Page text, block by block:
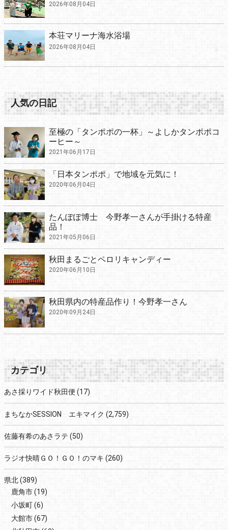
2026年08月04日
本荘マリーナ海水浴場
2026年08月04日
人気の日記
至極の「タンポポの一杯」～よしかタンポポコ
ーヒー～
2021年06月17日
「日本タンポポ」で地域を元気に！
2020年06月04日
たんぽぽ博士 今野孝一さんが手掛ける特産
品！
2021年05月06日
秋田まるごとペロリキャンディー
2020年06月10日
秋田県内の特産品作り！今野孝一さん
2020年09月24日
カテゴリ
あさ採りワイド秋田便 (17)
まちなかSESSION エキマイク (2,759)
佐藤有希のあさラテ (50)
ラジオ快晴ＧＯ！ＧＯ！のマキ (260)
県北(389)
鹿角市(19)
小坂町(6)
大館市(67)